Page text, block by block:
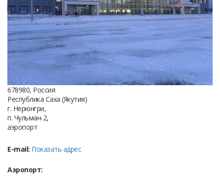
678980, Россия
Республика Саха (Якутия)
г. Нерюнгри,
п. Чульман-2,
аэропорт
E-mail: Показать адрес
Аэропорт: